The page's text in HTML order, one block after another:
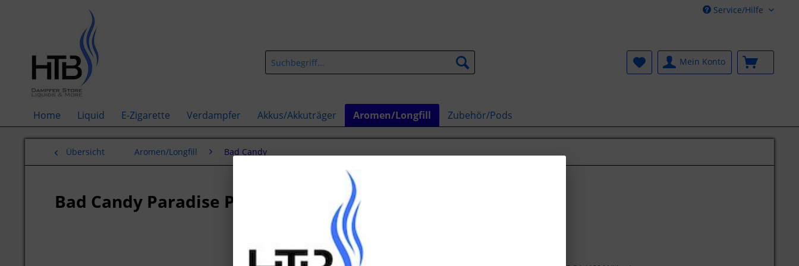
Service/Hilfe
Mein Konto
Home Liquid E-Zigarette Verdampfer Akkus/Akkuträger Aromen/Longfill Zubehör/Pods
Übersicht Aromen/Longfill Bad Candy
Bad Candy Paradise Peach Aroma